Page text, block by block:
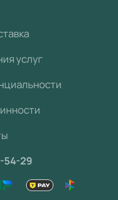
услуг
54-29